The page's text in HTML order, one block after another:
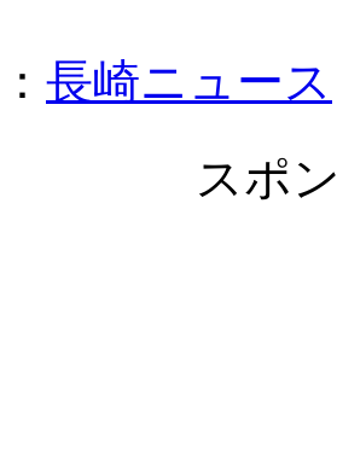
長崎ニュース
スポ